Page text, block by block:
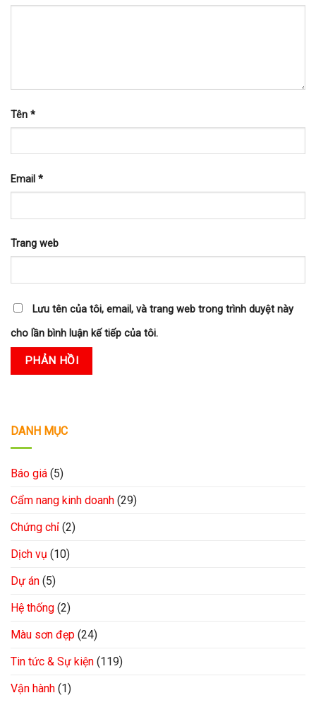
Tên *
Email *
Trang web
Lưu tên của tôi, email, và trang web trong trình duyệt này
cho lần bình luận kế tiếp của tôi.
DANH MỤC
Báo giá (5)
Cẩm nang kinh doanh (29)
Chứng chỉ (2)
Dịch vụ (10)
Dự án (5)
Hệ thống (2)
Màu sơn đẹp (24)
Tin tức & Sự kiện (119)
Vận hành (1)